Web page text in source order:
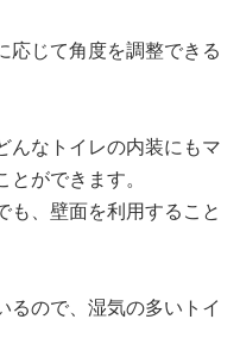
応じて角度を調整できる
んなトイレの内装にもマ
ができます。
も、壁面を利用すること
るので、湿気の多いトイ